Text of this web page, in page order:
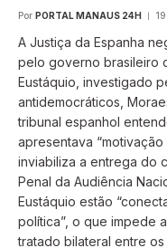
Por PORTAL MANAUS 24H
A Justiça da Espanha
pelo governo brasileiro
Eustáquio, investigado
antidemocráticos,
tribunal espanhol
apresentava
inviabiliza a entrega do
Penal da Audiência
Eustáquio estão
política”, o que impede
tratado bilateral entre